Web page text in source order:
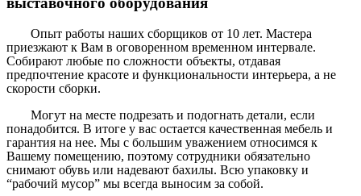
Опыт работы наших сборщиков от 10 лет. Мастера
приезжают к Вам в оговоренном временном интервале.
Собирают любые по сложности объекты, отдавая
предпочтение красоте и функциональности интерьера, а не
скорости сборки.
Могут на месте подрезать и подогнать детали, если
понадобится. В итоге у вас остается качественная мебель и
гарантия на нее. Мы с большим уважением относимся к
Вашему помещению, поэтому сотрудники обязательно
снимают обувь или надевают бахилы. Всю упаковку и
“рабочий мусор” мы всегда выносим за собой.